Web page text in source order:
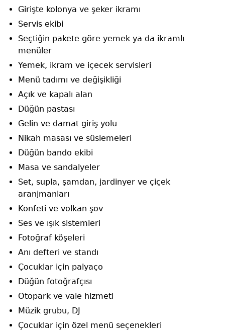
Girişte kolonya ve şeker ikramı
Servis ekibi
Seçtiğin pakete göre yemek ya da ikramlı
menüler
Yemek, ikram ve içecek servisleri
Menü tadımı ve değişikliği
Açık ve kapalı alan
Düğün pastası
Gelin ve damat giriş yolu
Nikah masası ve süslemeleri
Düğün bando ekibi
Masa ve sandalyeler
Set, supla, şamdan, jardinyer ve çiçek
aranjmanları
Konfeti ve volkan şov
Ses ve ışık sistemleri
Fotoğraf köşeleri
Anı defteri ve standı
Çocuklar için palyaço
Düğün fotoğrafçısı
Otopark ve vale hizmeti
Müzik grubu, DJ
Çocuklar için özel menü seçenekleri